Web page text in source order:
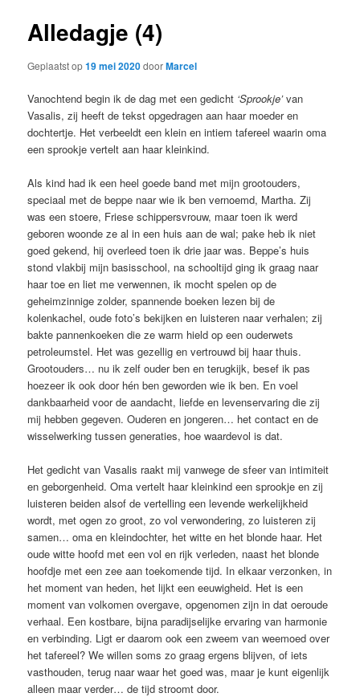
Alledagje (4)
Geplaatst op19 mei 2020doorMarcel
Vanochtend begin ik de dag met een gedicht ‘Sprookje’van
Vasalis, zij heeft de tekst opgedragen aan haar moeder en
dochtertje. Het verbeeldt een klein en intiem tafereel waarin oma
een sprookje vertelt aan haar kleinkind.
Als kind had ik een heel goede band met mijn grootouders,
speciaal met de beppe naar wie ik ben vernoemd, Martha. Zij
was een stoere, Friese schippersvrouw, maar toen ik werd
geboren woonde ze al in een huis aan de wal; pake heb ik niet
goed gekend, hij overleed toen ik drie jaar was. Beppe’s huis
stond vlakbij mijn basisschool, na schooltijd ging ik graag naar
haar toe en liet me verwennen, ik mocht spelen op de
geheimzinnige zolder, spannende boeken lezen bij de
kolenkachel, oude foto’s bekijken en luisteren naar verhalen; zij
bakte pannenkoeken die ze warm hield op een ouderwets
petroleumstel. Het was gezellig en vertrouwd bij haar thuis.
Grootouders… nu ik zelf ouder ben en terugkijk, besef ik pas
hoezeer ik ook door hén ben geworden wie ik ben. En voel
dankbaarheid voor de aandacht, liefde en levenservaring die zij
mij hebben gegeven. Ouderen en jongeren… het contact en de
wisselwerking tussen generaties, hoe waardevol is dat.
Het gedicht van Vasalis raakt mij vanwege de sfeer van intimiteit
en geborgenheid. Oma vertelt haar kleinkind een sprookje en zij
luisteren beiden alsof de vertelling een levende werkelijkheid
wordt, met ogen zo groot, zo vol verwondering, zo luisteren zij
samen… oma en kleindochter, het witte en het blonde haar. Het
oude witte hoofd met een vol en rijk verleden, naast het blonde
hoofdje met een zee aan toekomende tijd. In elkaar verzonken, in
het moment van heden, het lijkt een eeuwigheid. Het is een
moment van volkomen overgave, opgenomen zijn in dat oeroude
verhaal. Een kostbare, bijna paradijselijke ervaring van harmonie
en verbinding. Ligt er daarom ook een zweem van weemoed over
het tafereel? We willen soms zo graag ergens blijven, of iets
vasthouden, terug naar waar het goed was, maar je kunt eigenlijk
alleen maar verder… de tijd stroomt door.